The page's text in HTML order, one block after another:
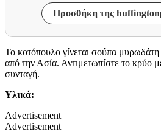
Προσθήκη της
Το κοτόπουλο γίνεται σούπα μυρωδάτη
από την Ασία. Αντιμετωπίστε το κρύο
συνταγή.
Υλικά:
Advertisement
Advertisement